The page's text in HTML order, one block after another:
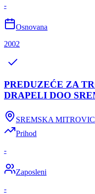
-
Osnovana
2002
PREDUZEĆE ZA
DRAPELI DOO
SREMSKA
Prihod
-
Zaposleni
-